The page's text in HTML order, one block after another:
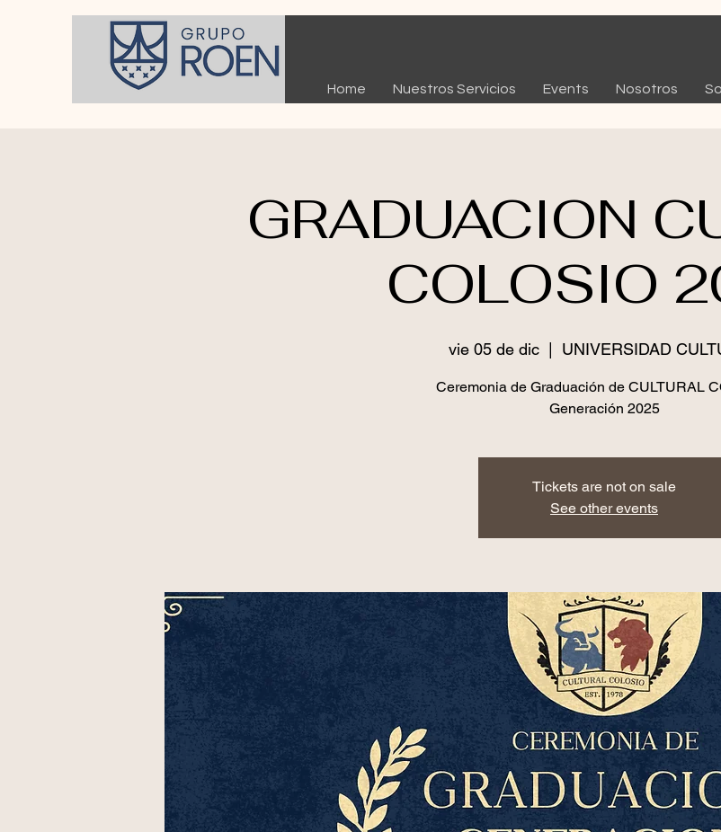
Home Nuestros Servicios Events Nosotros
GRADUACION
COLOSIO
vie 05 de dic UNIVERSIDAD
Ceremonia de Graduación de CULTURAL
Generación 2025
Tickets are not on sale
See other events